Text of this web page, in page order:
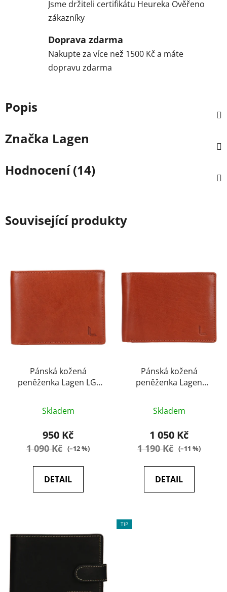
Jsme držiteli certifikátu Heureka Ověřeno
zákazníky
Doprava zdarma
Nakupte za více než 1500 Kč a máte
dopravu zdarma
Popis
Značka Lagen
Hodnocení (14)
Související produkty
Pánská kožená
peněženka Lagen LG-
hodnocení
produktu
je
5
Skladem
950 Kč
1 090 Kč (–12 %)
DETAIL
Pánská kožená
peněženka Lagen
hodnocení
produktu
je
5
Skladem
1 050 Kč
1 190 Kč (–11 %)
DETAIL
TIP